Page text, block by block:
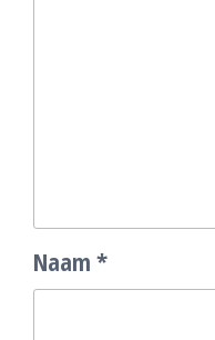
Naam *